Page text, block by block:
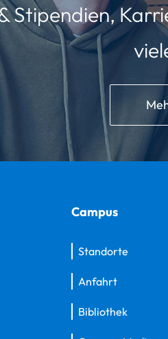
Stipendien,
Campus
Standorte
Anfahrt
Bibliothek